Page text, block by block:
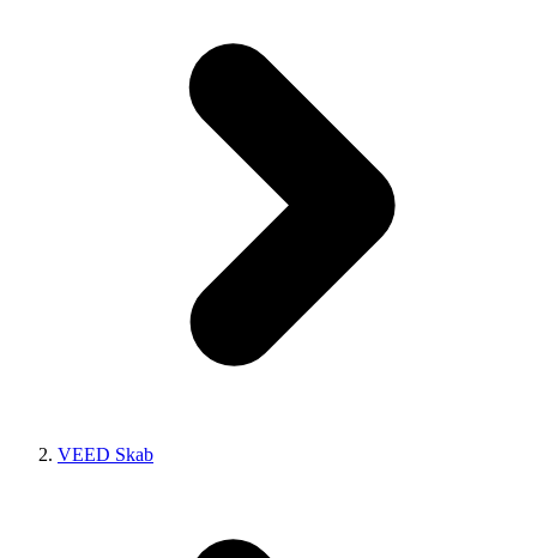
VEED Skab